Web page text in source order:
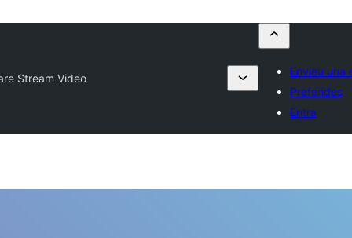
Stream Video
Envieu una
Preferides
Entra